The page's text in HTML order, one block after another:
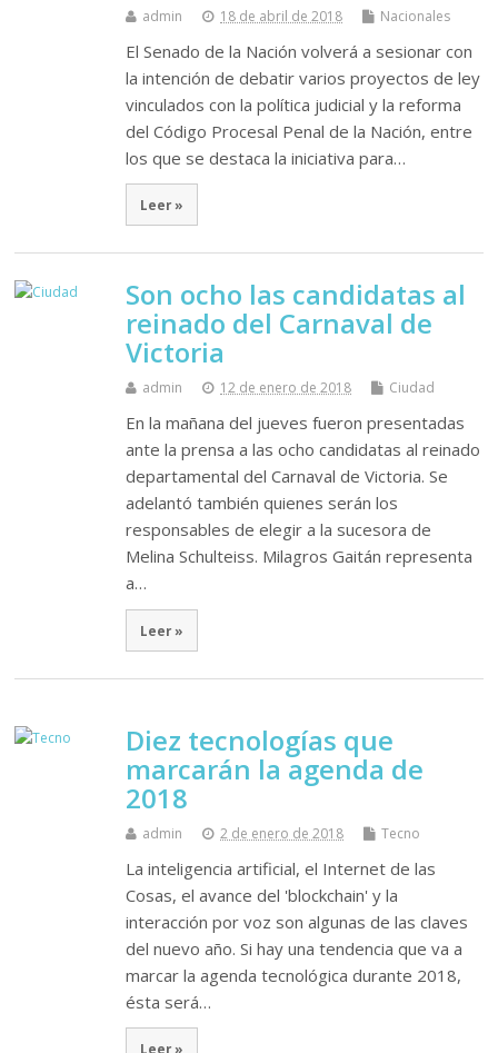
admin 18 de abril de 2018 Nacionales
El Senado de la Nación volverá a sesionar con
la intención de debatir varios proyectos de ley
vinculados con la política judicial y la reforma
del Código Procesal Penal de la Nación, entre
los que se destaca la iniciativa para…
Leer »
Son ocho las candidatas al
reinado del Carnaval de
Victoria
admin 12 de enero de 2018 Ciudad
En la mañana del jueves fueron presentadas
ante la prensa a las ocho candidatas al reinado
departamental del Carnaval de Victoria. Se
adelantó también quienes serán los
responsables de elegir a la sucesora de
Melina Schulteiss. Milagros Gaitán representa
a…
Leer »
Diez tecnologías que
marcarán la agenda de
2018
admin 2 de enero de 2018 Tecno
La inteligencia artificial, el Internet de las
Cosas, el avance del 'blockchain' y la
interacción por voz son algunas de las claves
del nuevo año. Si hay una tendencia que va a
marcar la agenda tecnológica durante 2018,
ésta será…
Leer »